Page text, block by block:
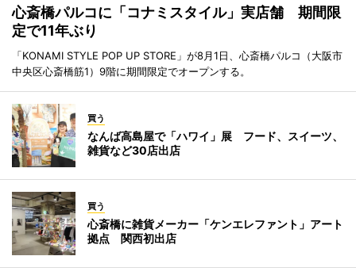
心斎橋パルコに「コナミスタイル」実店舗 期間限
定で11年ぶり
「KONAMI STYLE POP UP STORE」が8月1日、心斎橋パルコ（大阪市
中央区心斎橋筋1）9階に期間限定でオープンする。
買う
なんば高島屋で「ハワイ」展 フード、スイーツ、
雑貨など30店出店
買う
心斎橋に雑貨メーカー「ケンエレファント」アート
拠点 関西初出店